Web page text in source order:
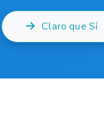
Claro que Sí